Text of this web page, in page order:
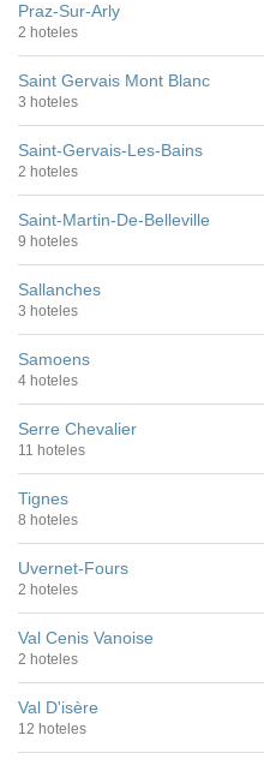
Praz-Sur-Arly
2 hoteles
Saint Gervais Mont Blanc
3 hoteles
Saint-Gervais-Les-Bains
2 hoteles
Saint-Martin-De-Belleville
9 hoteles
Sallanches
3 hoteles
Samoens
4 hoteles
Serre Chevalier
11 hoteles
Tignes
8 hoteles
Uvernet-Fours
2 hoteles
Val Cenis Vanoise
2 hoteles
Val D'isère
12 hoteles